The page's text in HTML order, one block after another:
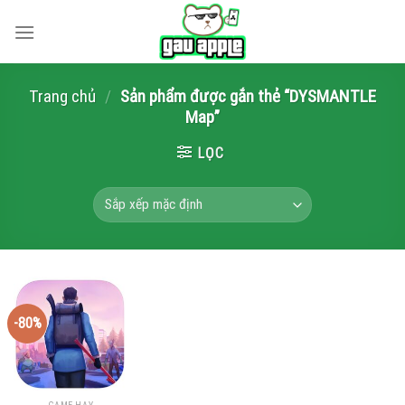
Trang chủ / Sản phẩm được gắn thẻ “DYSMANTLE
Map”
LỌC
-80%